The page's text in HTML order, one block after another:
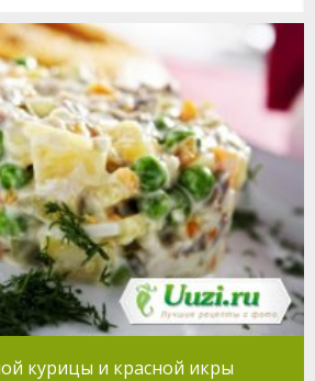
курицы и красной икры